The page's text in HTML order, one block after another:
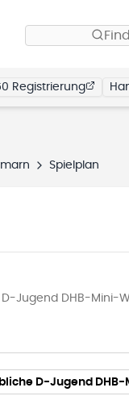
Registrierung
Spielplan
Jugend DHB-Mini-